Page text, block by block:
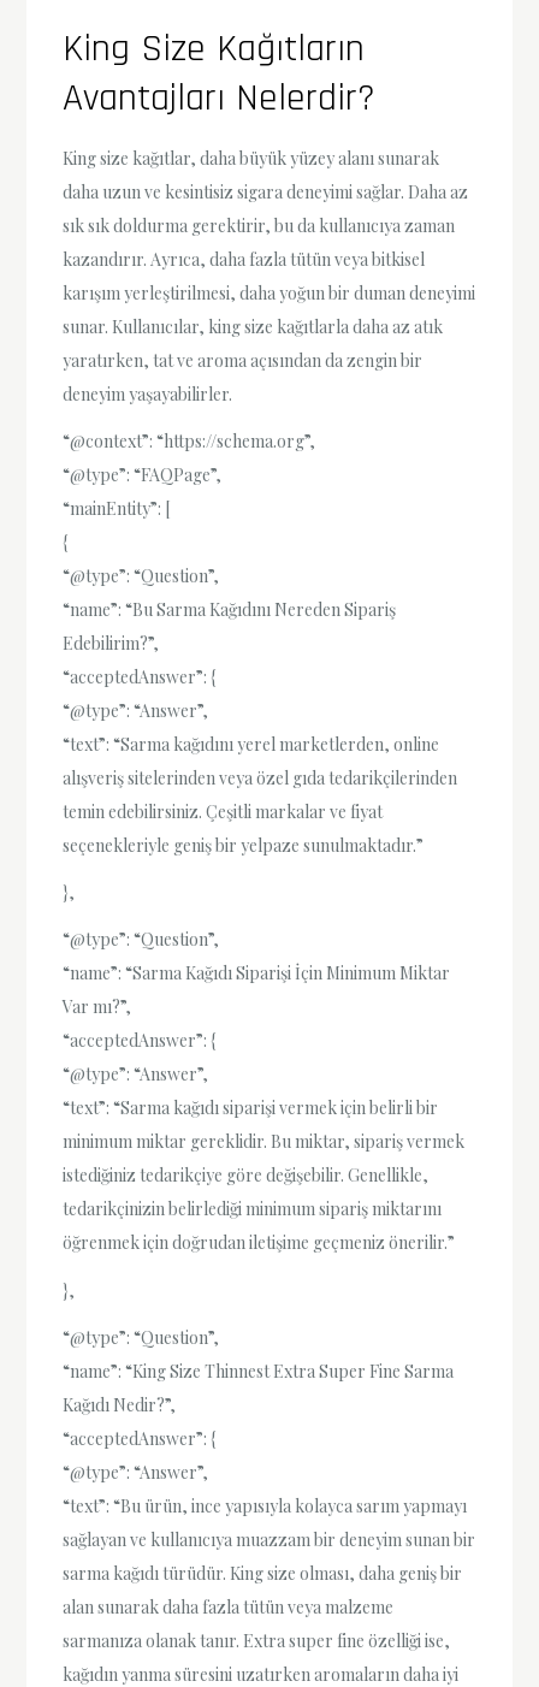
King Size Kağıtların
Avantajları Nelerdir?
King size kağıtlar, daha büyük yüzey alanı sunarak
daha uzun ve kesintisiz sigara deneyimi sağlar. Daha az
sık sık doldurma gerektirir, bu da kullanıcıya zaman
kazandırır. Ayrıca, daha fazla tütün veya bitkisel
karışım yerleştirilmesi, daha yoğun bir duman deneyimi
sunar. Kullanıcılar, king size kağıtlarla daha az atık
yaratırken, tat ve aroma açısından da zengin bir
deneyim yaşayabilirler.
“@context”: “https://schema.org”,
“@type”: “FAQPage”,
“mainEntity”: [
{
“@type”: “Question”,
“name”: “Bu Sarma Kağıdını Nereden Sipariş
Edebilirim?”,
“acceptedAnswer”: {
“@type”: “Answer”,
“text”: “Sarma kağıdını yerel marketlerden, online
alışveriş sitelerinden veya özel gıda tedarikçilerinden
temin edebilirsiniz. Çeşitli markalar ve fiyat
seçenekleriyle geniş bir yelpaze sunulmaktadır.”
},
“@type”: “Question”,
“name”: “Sarma Kağıdı Siparişi İçin Minimum Miktar
Var mı?”,
“acceptedAnswer”: {
“@type”: “Answer”,
“text”: “Sarma kağıdı siparişi vermek için belirli bir
minimum miktar gereklidir. Bu miktar, sipariş vermek
istediğiniz tedarikçiye göre değişebilir. Genellikle,
tedarikçinizin belirlediği minimum sipariş miktarını
öğrenmek için doğrudan iletişime geçmeniz önerilir.”
},
“@type”: “Question”,
“name”: “King Size Thinnest Extra Super Fine Sarma
Kağıdı Nedir?”,
“acceptedAnswer”: {
“@type”: “Answer”,
“text”: “Bu ürün, ince yapısıyla kolayca sarım yapmayı
sağlayan ve kullanıcıya muazzam bir deneyim sunan bir
sarma kağıdı türüdür. King size olması, daha geniş bir
alan sunarak daha fazla tütün veya malzeme
sarmanıza olanak tanır. Extra super fine özelliği ise,
kağıdın yanma süresini uzatırken aromaların daha iyi